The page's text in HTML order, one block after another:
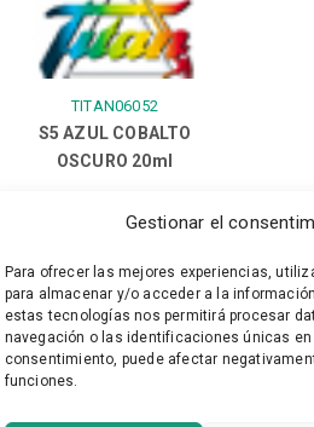
Gestionar el
Para ofrecer las mejores experiencias,
para almacenar y/o acceder a la
estas tecnologías nos permitirá procesar
navegación o las identificaciones únicas
consentimiento, puede afectar
funciones.
TITAN06052
S5 AZUL COBALTO
OSCURO 20ml